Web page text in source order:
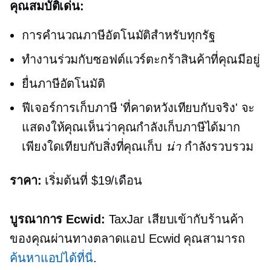
คุณสมบัติเด่น:
การคำนวณภาษีอัตโนมัติสำหรับทุกรัฐ
ทำงานร่วมกับซอฟต์แวร์ตะกร้าสินค้าที่คุณมีอยู่
ยื่นภาษีอัตโนมัติ
ฟีเจอร์การเก็บภาษี 'ที่คาดหวังเทียบกับจริง' จะ
แสดงให้คุณเห็นว่าคุณกำลังเก็บภาษีได้มาก
เพียงใดเทียบกับสิ่งที่คุณเก็บ น่า กำลังรวบรวม
ราคา: เริ่มต้นที่ $19/เดือน
บูรณาการ Ecwid: TaxJar เสียบเข้ากับร้านค้า
ของคุณผ่านทางตลาดแอป Ecwid คุณสามารถ
ค้นหาแอปได้ที่นี่.